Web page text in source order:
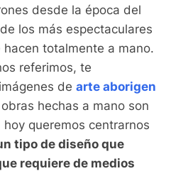
desde la época del
los más espectaculares
totalmente a mano.
referimos, te
de arte aborigen
hechas a mano son
queremos centrarnos
tipo de diseño que
requiere de medios